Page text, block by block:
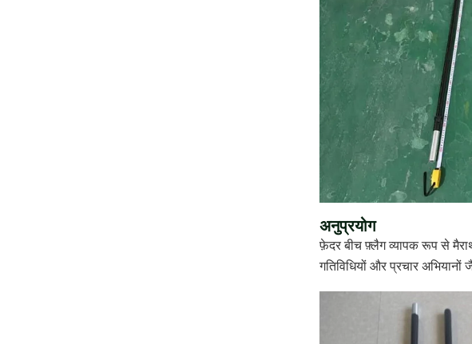
अनुप्रयोग
फ़ेदर बीच फ़्लैग व्यापक रूप से
गतिविधियों और प्रचार अभियानों